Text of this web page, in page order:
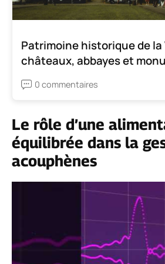
Patrimoine historique de la
châteaux, abbayes et
0 commentaires
Le rôle d’une
équilibrée dans la
acouphènes